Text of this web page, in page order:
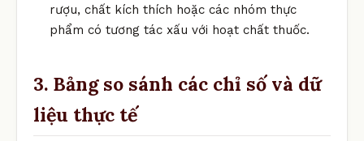
rượu, chất kích thích hoặc các nhóm thực
phẩm có tương tác xấu với hoạt chất thuốc.
3. Bảng so sánh các chỉ số và dữ
liệu thực tế